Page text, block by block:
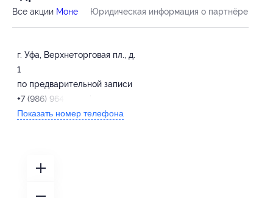
Все акции Моне Юридическая информация о партнёре
г. Уфа, Верхнеторговая пл., д.
1
по предварительной записи
+7 (986) 964-46-37
Показать номер телефона